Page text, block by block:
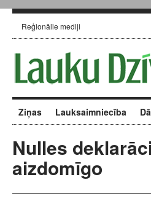
Reģionālie mediji
Ziņas Lauksaimniecība
Nulles
aizdomīgo